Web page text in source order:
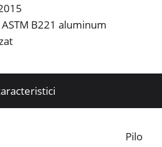
B221 aluminum
Pilo